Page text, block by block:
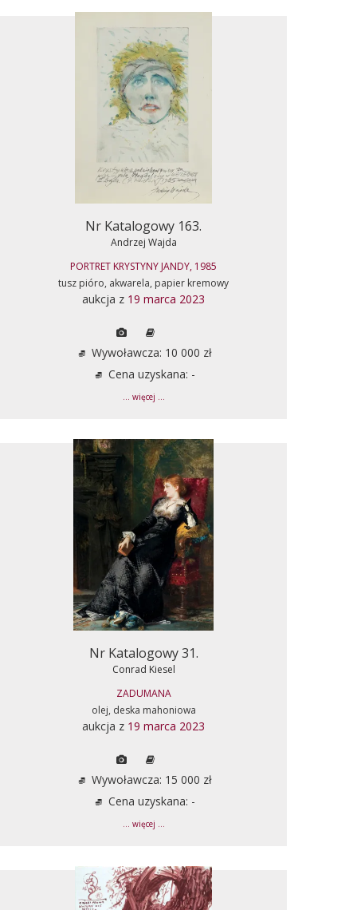
Nr Katalogowy 163.
Andrzej Wajda
PORTRET KRYSTYNY JANDY, 1985
tusz pióro, akwarela, papier kremowy
aukcja z 19 marca 2023
Wywoławcza: 10 000 zł
Cena uzyskana: -
... więcej ...
Nr Katalogowy 31.
Conrad Kiesel
ZADUMANA
olej, deska mahoniowa
aukcja z 19 marca 2023
Wywoławcza: 15 000 zł
Cena uzyskana: -
... więcej ...